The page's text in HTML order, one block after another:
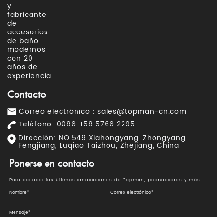
y
fabricante
de
accesorios
de baño
modernos
con 20
años de
experiencia.
Contacto
Correo electrónico： sales@topman-cn.com
Teléfono: 0086-158 5766 2295
Dirección: NO.549 Xiahongyang, Zhongyang,
Fengjiang, Luqiao Taizhou, Zhejiang, China
Ponerse en contacto
Para conocer las últimas innovaciones de Topman, promociones y más.